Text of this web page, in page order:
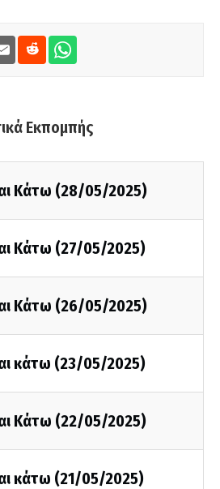
Εκπομπής
Κάτω (28/05/2025)
Κάτω (27/05/2025)
Κάτω (26/05/2025)
κάτω (23/05/2025)
Κάτω (22/05/2025)
κάτω (21/05/2025)